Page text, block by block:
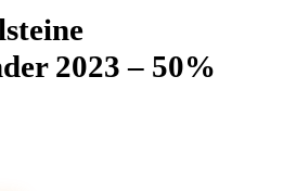
2023 – 50%